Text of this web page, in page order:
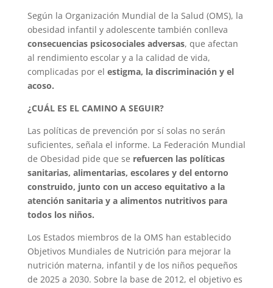
Según la Organización Mundial de la Salud (OMS), la
obesidad infantil y adolescente también conlleva
consecuencias psicosociales adversas, que afectan
al rendimiento escolar y a la calidad de vida,
complicadas por el estigma, la discriminación y el
acoso.
¿CUÁL ES EL CAMINO A SEGUIR?
Las políticas de prevención por sí solas no serán
suficientes, señala el informe. La Federación Mundial
de Obesidad pide que se refuercen las políticas
sanitarias, alimentarias, escolares y del entorno
construido, junto con un acceso equitativo a la
atención sanitaria y a alimentos nutritivos para
todos los niños.
Los Estados miembros de la OMS han establecido
Objetivos Mundiales de Nutrición para mejorar la
nutrición materna, infantil y de los niños pequeños
de 2025 a 2030. Sobre la base de 2012, el objetivo es